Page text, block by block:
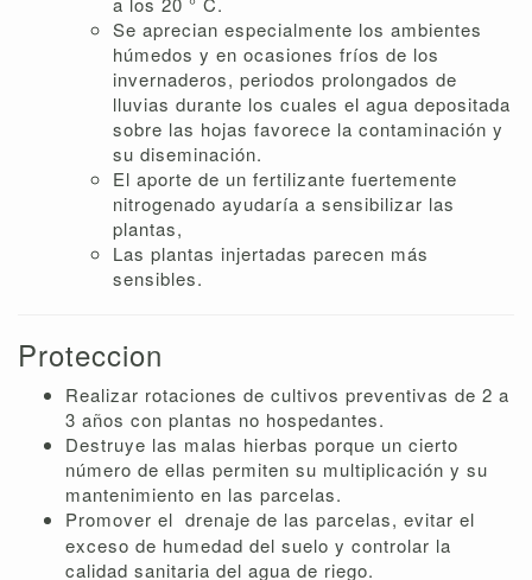
Se aprecian especialmente los ambientes
húmedos y en ocasiones fríos de los
invernaderos, periodos prolongados de
lluvias durante los cuales el agua depositada
sobre las hojas favorece la contaminación y
su diseminación.
El aporte de un fertilizante fuertemente
nitrogenado ayudaría a sensibilizar las
plantas,
Las plantas injertadas parecen más
sensibles.
Proteccion
Realizar rotaciones de cultivos preventivas de 2 a
3 años con plantas no hospedantes.
Destruye las malas hierbas porque un cierto
número de ellas permiten su multiplicación y su
mantenimiento en las parcelas.
Promover el drenaje de las parcelas, evitar el
exceso de humedad del suelo y controlar la
calidad sanitaria del agua de riego.